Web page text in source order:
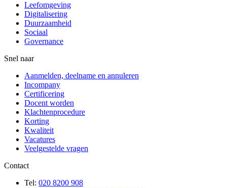
Leefomgeving
Digitalisering
Duurzaamheid
Sociaal
Governance
Snel naar
Aanmelden, deelname en annuleren
Incompany
Certificering
Docent worden
Klachtenprocedure
Korting
Kwaliteit
Vacatures
Veelgestelde vragen
Contact
Tel: 020 8200 908